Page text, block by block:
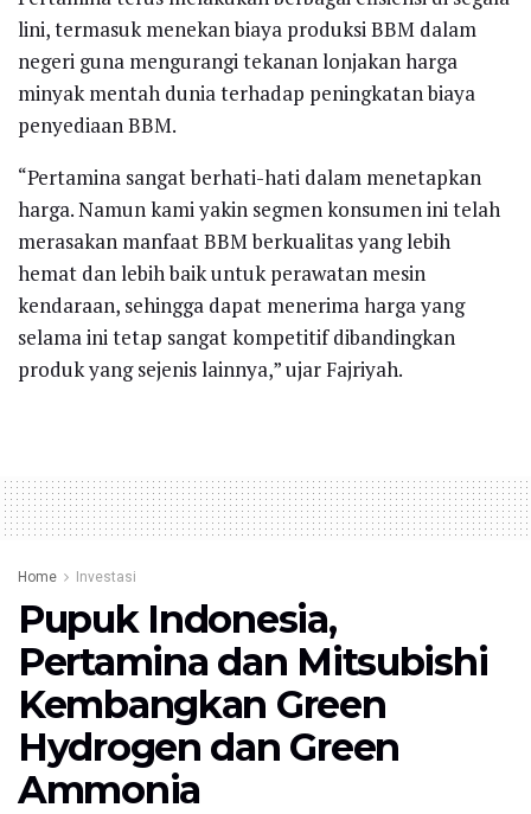
lini, termasuk menekan biaya produksi BBM dalam
negeri guna mengurangi tekanan lonjakan harga
minyak mentah dunia terhadap peningkatan biaya
penyediaan BBM.
“Pertamina sangat berhati-hati dalam menetapkan
harga. Namun kami yakin segmen konsumen ini telah
merasakan manfaat BBM berkualitas yang lebih
hemat dan lebih baik untuk perawatan mesin
kendaraan, sehingga dapat menerima harga yang
selama ini tetap sangat kompetitif dibandingkan
produk yang sejenis lainnya,” ujar Fajriyah.
Home Investasi
Pupuk Indonesia,
Pertamina dan Mitsubishi
Kembangkan Green
Hydrogen dan Green
Ammonia